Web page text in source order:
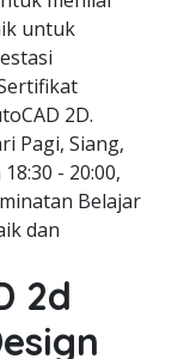
untuk
2D.
Pagi, Siang,
- 20:00,
Belajar
dan
2d